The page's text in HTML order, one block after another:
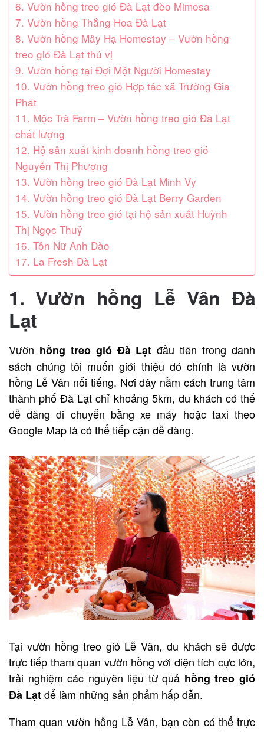
6. Vườn hồng treo gió Đà Lạt đèo Mimosa
7. Vườn hồng Thắng Hoa Đà Lạt
8. Vườn hồng Mây Hạ Homestay – Vườn hồng
treo gió Đà Lạt thú vị
9. Vườn hồng tại Đợi Một Người Homestay
10. Vườn hồng treo gió Hợp tác xã Trường Gia
Phát
11. Mộc Trà Farm – Vườn hồng treo gió Đà Lạt
chất lượng
12. Hộ sản xuất kinh doanh hồng treo gió
Nguyễn Thị Phượng
13. Vườn hồng treo gió Đà Lạt Minh Vy
14. Vườn hồng treo gió Đà Lạt Berry Garden
15. Vườn hồng treo gió tại hộ sản xuất Huỳnh
Thị Ngọc Thuỷ
16. Tôn Nữ Anh Đào
17. La Fresh Đà Lạt
1. Vườn hồng Lễ Vân Đà
Lạt
Vườn hồng treo gió Đà Lạt đầu tiên trong danh
sách chúng tôi muốn giới thiệu đó chính là vườn
hồng Lễ Vân nổi tiếng. Nơi đây nằm cách trung tâm
thành phố Đà Lạt chỉ khoảng 5km, du khách có thể
dễ dàng di chuyển bằng xe máy hoặc taxi theo
Google Map là có thể tiếp cận dễ dàng.
Tại vườn hồng treo gió Lễ Vân, du khách sẽ được
trực tiếp tham quan vườn hồng với diện tích cực lớn,
trải nghiệm các nguyên liệu từ quả hồng treo gió
Đà Lạtđể làm những sản phẩm hấp dẫn.
Tham quan vườn hồng Lễ Vân, bạn còn có thể trực